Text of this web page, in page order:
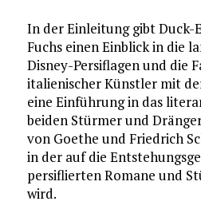
In der Einleitung gibt Duck-
Fuchs einen Einblick in die
Disney-Persiflagen und die
italienischer Künstler mit
eine Einführung in das
beiden Stürmer und
von Goethe und Friedrich
in der auf die
persiflierten Romane und
wird.